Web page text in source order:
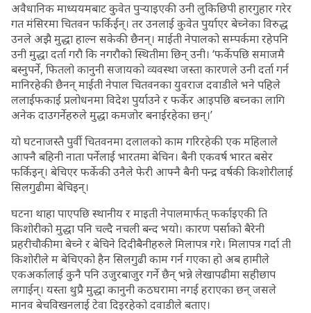
अवैधानिक माध्ययमबाट कुवेत पुर्‍याइएकी उनी लुकिछिपी हारगुहार गरेर
गत मंसिरमा चितवन फर्किईन्। तर उनलाई कुवेत पुर्याएर बेच्नेका विरुद्ध
उनले अझै मुद्धा हाल्न सकेकी छैनन्। माईती नेपालको सम्पर्कमा रहेपनि
उनी मुद्धा दर्ता गरौ कि नगरौको स्थितीमा छिन् उनी। ‘फर्केपछि समाजमै
बस्नुपर्ने, फितलो कानुनी सजायको व्यवस्था जस्ता कारणले उनी दर्ता गर्न
मानिरहेकी छैनन् माईती नेपाल चितवनका युवराज दवाडीले भने पहिले
ललाईफकाई प्रलोधनमा विदेश पुर्याउने र फर्केर आइपछि बच्नका लागि
अनेक दाउगर्नेहरुले मुद्धा कमजोर बनाईरहेका छन्।’
यो घटनाजस्तै पुर्वी चितवनमा दलालको काम गरिरहेकी एक महिलाले
आफ्नै बहिनी नाता पर्नेलाई भारतमा बेचिन। बैनी एकवर्ष भारत बसेर
फर्किइन्। बेचिएर फर्केकी उनैले फेरी आफ्नै बैनी पन्द्र वर्षकी किशोरीलाई
सिलगुढीमा बेचिइन्।
घटना थाहा पाएपछि स्थानीय र माइती नेपालमार्फत् फर्काइएकी ति
किशोरीको मुद्धा पनि चल्दै नचली बन्द भयो। कारण पर्साको बैरेनी
प्रहरीचौकीमा बेच्ने र बेचिने दिदीबैनीहरुले मिलापत्र गरे। मिलापत्र गर्दा ती
किशोरीले म बेचिएको हैन सिलगुढी काम गर्न गएका हो अब हामीले
एकअर्कालाई कुनै पनि उजुरबाजुर गर्ने छैन् भन्ने लेखापढीमा सहीछाप
लगाईन्। यस्ता थुप्रै मुद्धा कानुनी कठघरामा नगई हराएका छन् जसले
मानव बेचविखनलाई टेवा दिइरहेको दवाडीले बताए।